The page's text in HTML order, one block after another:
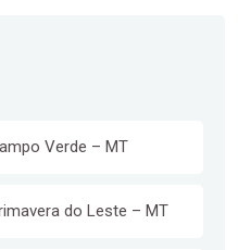
Verde – MT
do Leste – MT